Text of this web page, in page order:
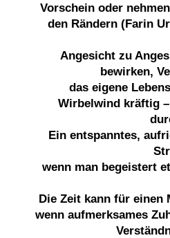
Vorschein oder
den Rändern (Farin
Angesicht zu
bewirken,
das eigene
Wirbelwind kräftig
Ein entspanntes,
wenn man begeistert
Die Zeit kann für einen
wenn aufmerksames